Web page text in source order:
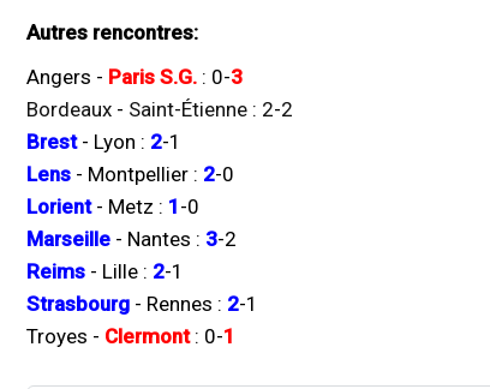
Autres rencontres:
Angers - Paris S.G. : 0-3
Bordeaux - Saint-Étienne : 2-2
Brest- Lyon : 2-1
Lens - Montpellier : 2-0
Lorient- Metz : 1 -0
Marseille - Nantes : 3-2
Reims - Lille : 2-1
Strasbourg - Rennes : 2-1
Troyes - Clermont: 0-1